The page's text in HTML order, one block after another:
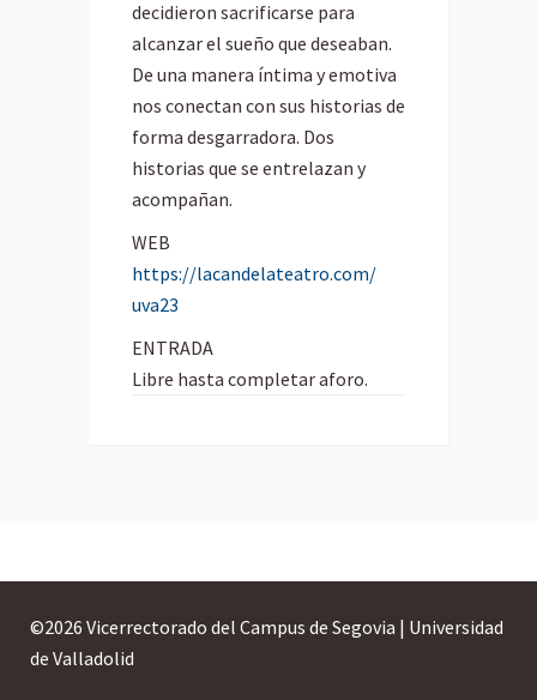
decidieron sacrificarse para
alcanzar el sueño que deseaban.
De una manera íntima y emotiva
nos conectan con sus historias de
forma desgarradora. Dos
historias que se entrelazan y
acompañan.
WEB
https://lacandelateatro.com/
uva23
ENTRADA
Libre hasta completar aforo.
©2026 Vicerrectorado del Campus de Segovia | Universidad
de Valladolid